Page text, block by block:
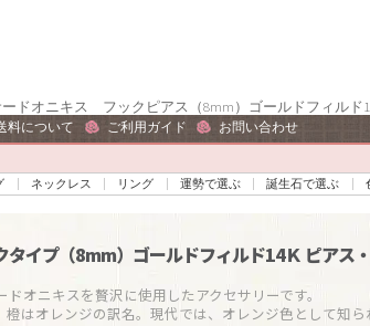
オニキス フックピアス（8mm）ゴールドフィルド
料について ご利用ガイド お問い合わせ
ネックレス リング 運勢で選ぶ 誕生石で選ぶ
タイプ（8mm）ゴールドフィルド14Ｋ ピアス
オニキスを贅沢に使用したアクセサリーです。
はオレンジの訳名。現代では、オレンジ色として知ら